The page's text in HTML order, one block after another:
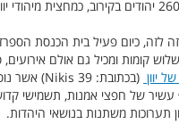
לזה, כיום פעיל בית הכנסת
קומות ומכיל גם אולם
יוון
אוסף עשיר של חפצי אמנות,
תערוכות משתנות בנושאי היהדות.